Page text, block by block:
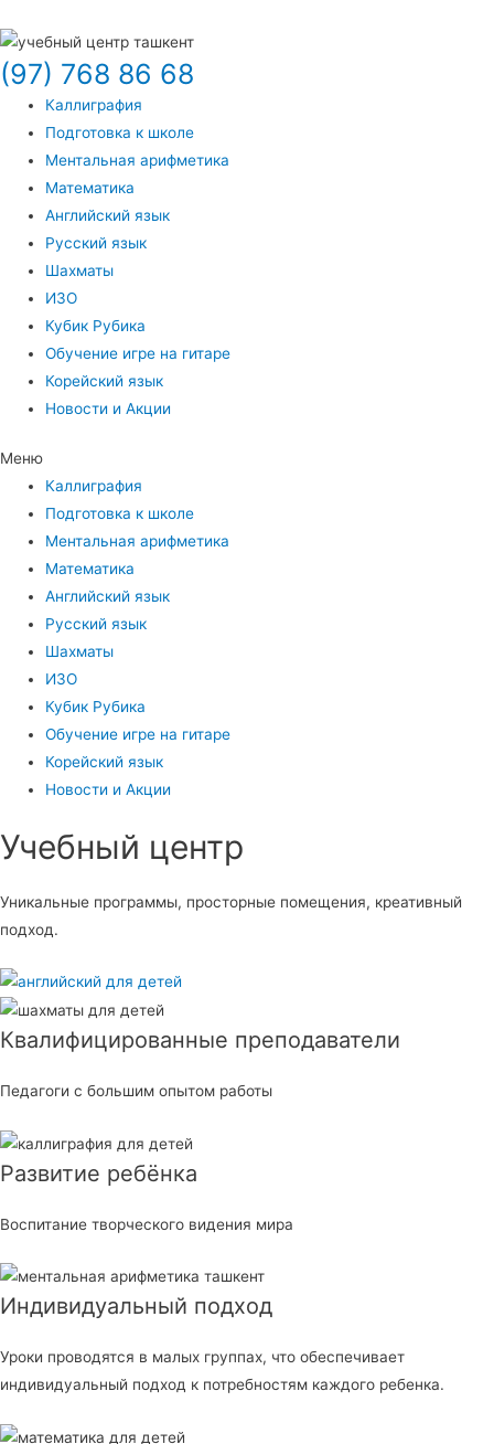
(97) 768 86 68
Каллиграфия
Подготовка к школе
Ментальная арифметика
Математика
Английский язык
Русский язык
Шахматы
ИЗО
Кубик Рубика
Обучение игре на гитаре
Корейский язык
Новости и Акции
Меню
Каллиграфия
Подготовка к школе
Ментальная арифметика
Математика
Английский язык
Русский язык
Шахматы
ИЗО
Кубик Рубика
Обучение игре на гитаре
Корейский язык
Новости и Акции
Учебный центр​
Уникальные программы, просторные помещения, креативный
подход.
Квалифицированные преподаватели
Педагоги с большим опытом работы
Развитие ребёнка
Воспитание творческого видения мира
Индивидуальный подход
Уроки проводятся в малых группах, что обеспечивает
индивидуальный подход к потребностям каждого ребенка.